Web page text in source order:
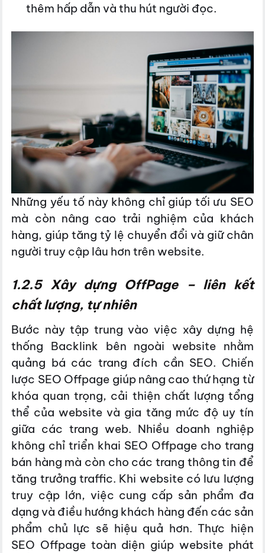
thêm hấp dẫn và thu hút người đọc.
Những yếu tố này không chỉ giúp tối ưu SEO
mà còn nâng cao trải nghiệm của khách
hàng, giúp tăng tỷ lệ chuyển đổi và giữ chân
người truy cập lâu hơn trên website.
1.2.5 Xây dựng OffPage – liên kết
chất lượng, tự nhiên
Bước này tập trung vào việc xây dựng hệ
thống Backlink bên ngoài website nhằm
quảng bá các trang đích cần SEO. Chiến
lược SEO Offpage giúp nâng cao thứ hạng từ
khóa quan trọng, cải thiện chất lượng tổng
thể của website và gia tăng mức độ uy tín
giữa các trang web. Nhiều doanh nghiệp
không chỉ triển khai SEO Offpage cho trang
bán hàng mà còn cho các trang thông tin để
tăng trưởng traffic. Khi website có lưu lượng
truy cập lớn, việc cung cấp sản phẩm đa
dạng và điều hướng khách hàng đến các sản
phẩm chủ lực sẽ hiệu quả hơn. Thực hiện
SEO Offpage toàn diện giúp website phát